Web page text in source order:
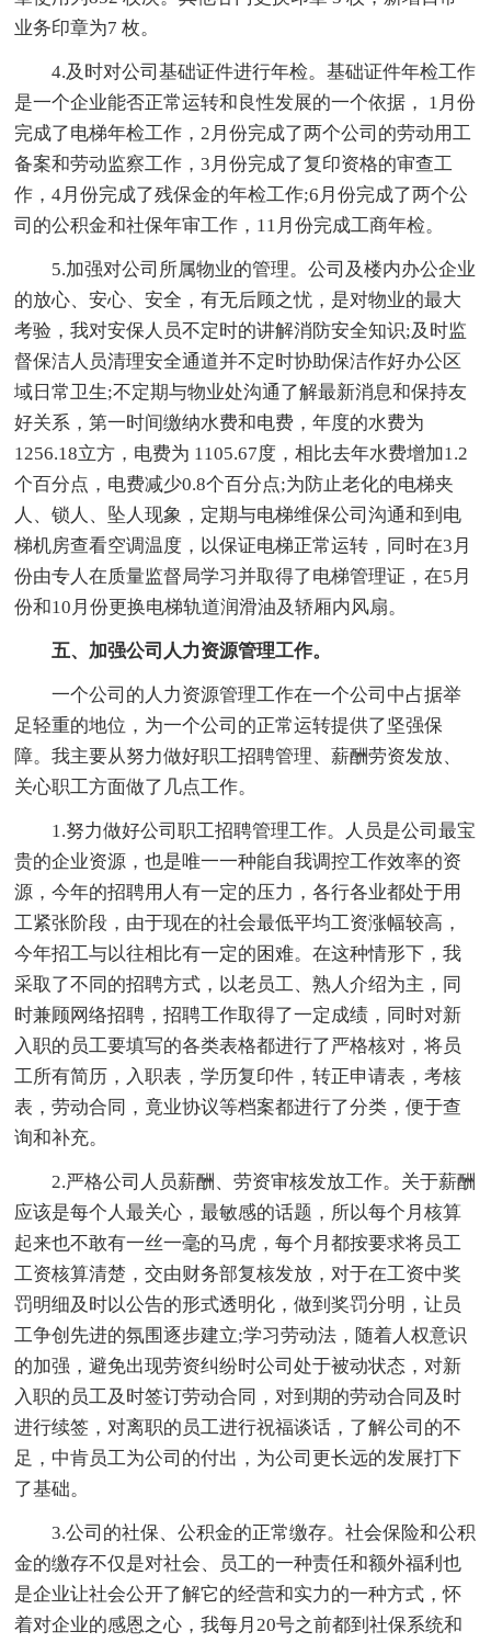
业务印章为7 枚。
4.及时对公司基础证件进行年检。基础证件年检工作
是一个企业能否正常运转和良性发展的一个依据， 1月份
完成了电梯年检工作，2月份完成了两个公司的劳动用工
备案和劳动监察工作，3月份完成了复印资格的审查工
作，4月份完成了残保金的年检工作;6月份完成了两个公
司的公积金和社保年审工作，11月份完成工商年检。
5.加强对公司所属物业的管理。公司及楼内办公企业
的放心、安心、安全，有无后顾之忧，是对物业的最大
考验，我对安保人员不定时的讲解消防安全知识;及时监
督保洁人员清理安全通道并不定时协助保洁作好办公区
域日常卫生;不定期与物业处沟通了解最新消息和保持友
好关系，第一时间缴纳水费和电费，年度的水费为
1256.18立方，电费为 1105.67度，相比去年水费增加1.2
个百分点，电费减少0.8个百分点;为防止老化的电梯夹
人、锁人、坠人现象，定期与电梯维保公司沟通和到电
梯机房查看空调温度，以保证电梯正常运转，同时在3月
份由专人在质量监督局学习并取得了电梯管理证，在5月
份和10月份更换电梯轨道润滑油及轿厢内风扇。
五、加强公司人力资源管理工作。
一个公司的人力资源管理工作在一个公司中占据举
足轻重的地位，为一个公司的正常运转提供了坚强保
障。我主要从努力做好职工招聘管理、薪酬劳资发放、
关心职工方面做了几点工作。
1.努力做好公司职工招聘管理工作。人员是公司最宝
贵的企业资源，也是唯一一种能自我调控工作效率的资
源，今年的招聘用人有一定的压力，各行各业都处于用
工紧张阶段，由于现在的社会最低平均工资涨幅较高，
今年招工与以往相比有一定的困难。在这种情形下，我
采取了不同的招聘方式，以老员工、熟人介绍为主，同
时兼顾网络招聘，招聘工作取得了一定成绩，同时对新
入职的员工要填写的各类表格都进行了严格核对，将员
工所有简历，入职表，学历复印件，转正申请表，考核
表，劳动合同，竟业协议等档案都进行了分类，便于查
询和补充。
2.严格公司人员薪酬、劳资审核发放工作。关于薪酬
应该是每个人最关心，最敏感的话题，所以每个月核算
起来也不敢有一丝一毫的马虎，每个月都按要求将员工
工资核算清楚，交由财务部复核发放，对于在工资中奖
罚明细及时以公告的形式透明化，做到奖罚分明，让员
工争创先进的氛围逐步建立;学习劳动法，随着人权意识
的加强，避免出现劳资纠纷时公司处于被动状态，对新
入职的员工及时签订劳动合同，对到期的劳动合同及时
进行续签，对离职的员工进行祝福谈话，了解公司的不
足，中肯员工为公司的付出，为公司更长远的发展打下
了基础。
3.公司的社保、公积金的正常缴存。社会保险和公积
金的缴存不仅是对社会、员工的一种责任和额外福利也
是企业让社会公开了解它的经营和实力的一种方式，怀
着对企业的感恩之心，我每月20号之前都到社保系统和